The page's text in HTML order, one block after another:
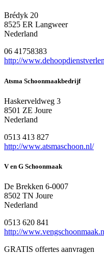
Brédyk 20
8525 ER Langweer
Nederland
06 41758383
http://
Atsma Schoonmaakbedrijf
Haskerveldweg 3
8501 ZE Joure
Nederland
0513 413 827
http://www.atsmaschoon.nl/
V en G Schoonmaak
De Brekken 6-0007
8502 TN Joure
Nederland
0513 620 841
http://
GRATIS offertes aanvragen